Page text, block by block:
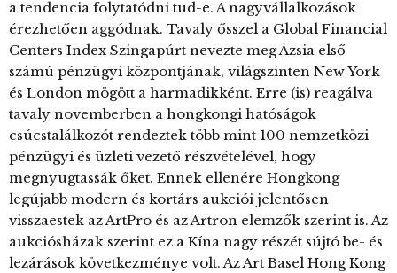
a tendencia folytatódni tud-e. A nagyvállalkozások
érezhetően aggódnak. Tavaly ősszel a Global Financial
Centers Index Szingapúrt nevezte meg Ázsia első
számú pénzügyi központjának, világszinten New York
és London mögött a harmadikként. Erre (is) reagálva
tavaly novemberben a hongkongi hatóságok
csúcstalálkozót rendeztek több mint 100 nemzetközi
pénzügyi és üzleti vezető részvételével, hogy
megnyugtassák őket. Ennek ellenére Hongkong
legújabb modern és kortárs aukciói jelentősen
visszaestek az ArtPro és az Artron elemzők szerint is. Az
aukciósházak szerint ez a Kína nagy részét sújtó be- és
lezárások következménye volt. Az Art Basel Hong Kong